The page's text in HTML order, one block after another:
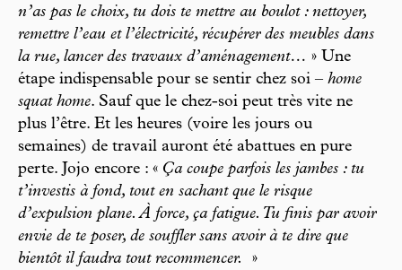
n’as pas le choix, tu dois te mettre au boulot : nettoyer,
remettre l’eau et l’électricité, récupérer des meubles dans
la rue, lancer des travaux d’aménagement… » Une
étape indispensable pour se sentir chez soi – home
squat home. Sauf que le chez-soi peut très vite ne
plus l’être. Et les heures (voire les jours ou
semaines) de travail auront été abattues en pure
perte. Jojo encore : « Ça coupe parfois les jambes : tu
t’investis à fond, tout en sachant que le risque
d’expulsion plane. À force, ça fatigue. Tu finis par avoir
envie de te poser, de souffler sans avoir à te dire que
bientôt il faudra tout recommencer.
»